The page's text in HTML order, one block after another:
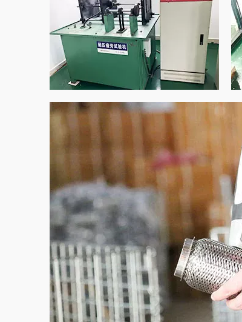
Машина для
тестирования
усталости давления